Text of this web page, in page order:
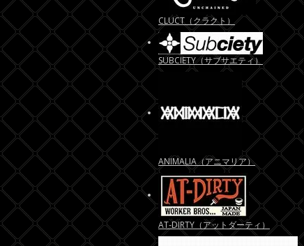
CLUCT（クラクト）
SUBCIETY（サブサエティ）
ANIMALIA（アニマリア）
AT-DIRTY（アットダーティ）